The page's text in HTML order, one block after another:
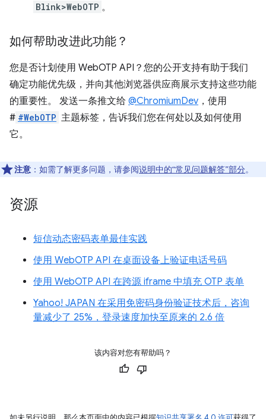
Blink>WebOTP 。
如何帮助改进此功能？
您是否计划使用 WebOTP API？您的公开支持有助于我们
确定功能优先级，并向其他浏览器供应商展示支持这些功能
的重要性。 发送一条推文给 @ChromiumDev ，使用
# #WebOTP 主题标签，告诉我们您在何处以及如何使用
它。
注意 ：如需了解更多问题，请参阅说明中的“常见问题解答”部分。
资源
短信动态密码表单最佳实践
使用 WebOTP API 在桌面设备上验证电话号码
使用 WebOTP API 在跨源 iframe 中填充 OTP 表单
Yahoo! JAPAN 在采用免密码身份验证技术后，咨询
量减少了 25%，登录速度加快至原来的 2.6 倍
该内容对您有帮助吗？